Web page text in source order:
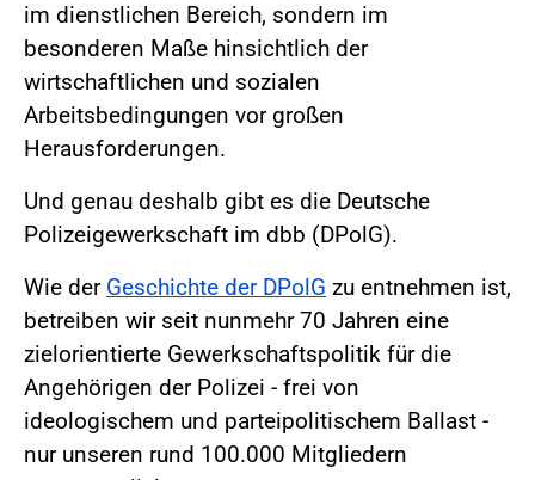
im dienstlichen Bereich, sondern im
besonderen Maße hinsichtlich der
wirtschaftlichen und sozialen
Arbeitsbedingungen vor großen
Herausforderungen.
Und genau deshalb gibt es die Deutsche
Polizeigewerkschaft im dbb (DPolG).
Wie der Geschichte der DPolG zu entnehmen ist,
betreiben wir seit nunmehr 70 Jahren eine
zielorientierte Gewerkschaftspolitik für die
Angehörigen der Polizei - frei von
ideologischem und parteipolitischem Ballast -
nur unseren rund 100.000 Mitgliedern